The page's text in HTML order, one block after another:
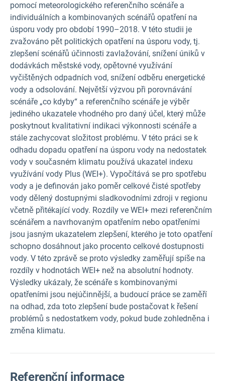
pomocí meteorologického referenčního scénáře a
individuálních a kombinovaných scénářů opatření na
úsporu vody pro období 1990–2018. V této studii je
zvažováno pět politických opatření na úsporu vody, tj.
zlepšení scénářů účinnosti zavlažování, snížení úniků v
dodávkách městské vody, opětovné využívání
vyčištěných odpadních vod, snížení odběru energetické
vody a odsolování. Největší výzvou při porovnávání
scénáře „co kdyby“ a referenčního scénáře je výběr
jediného ukazatele vhodného pro daný účel, který může
poskytnout kvalitativní indikaci výkonnosti scénáře a
stále zachycovat složitost problému. V této práci se k
odhadu dopadu opatření na úsporu vody na nedostatek
vody v současném klimatu používá ukazatel indexu
využívání vody Plus (WEI+). Vypočítává se pro spotřebu
vody a je definován jako poměr celkové čisté spotřeby
vody dělený dostupnými sladkovodními zdroji v regionu
včetně přitékající vody. Rozdíly ve WEI+ mezi referenčním
scénářem a navrhovaným opatřením nebo opatřeními
jsou jasným ukazatelem zlepšení, kterého je toto opatření
schopno dosáhnout jako procento celkové dostupnosti
vody. V této zprávě se proto výsledky zaměřují spíše na
rozdíly v hodnotách WEI+ než na absolutní hodnoty.
Výsledky ukázaly, že scénáře s kombinovanými
opatřeními jsou nejúčinnější, a budoucí práce se zaměří
na odhad, zda toto zlepšení bude postačovat k řešení
problémů s nedostatkem vody, pokud bude zohledněna i
změna klimatu.
Referenční informace